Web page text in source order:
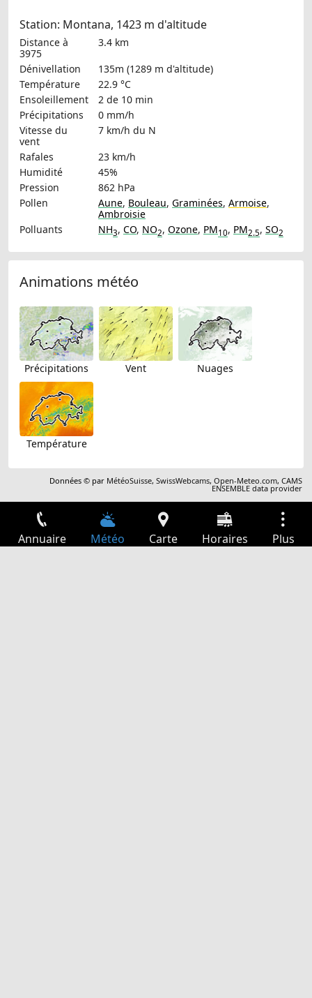
Station: Montana, 1423 m d'altitude
Distance à
3975
3.4 km
Dénivellation
135m (1289 m d'altitude)
Température
22.9 °C
Ensoleillement
2 de 10 min
Précipitations
0 mm/h
Vitesse du
vent
7 km/h du N
Rafales
23 km/h
Humidité
45%
Pression
862 hPa
Pollen
Aune, Bouleau, Graminées, Armoise,
Ambroisie
Polluants
NH3, CO, NO2, Ozone, PM10, PM2.5, SO2
Animations météo
Précipitations Vent Nuages
Température
Données © par MétéoSuisse,SwissWebcams,Open-Meteo.com,CAMS
ENSEMBLE data provider
Annuaire Météo Carte Horaires Plus